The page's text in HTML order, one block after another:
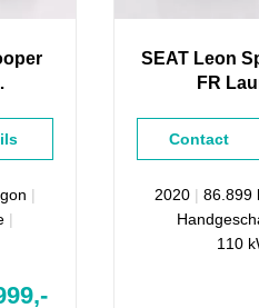
|
|
SEAT Leon
FR
Contact
2020 |86.899
110